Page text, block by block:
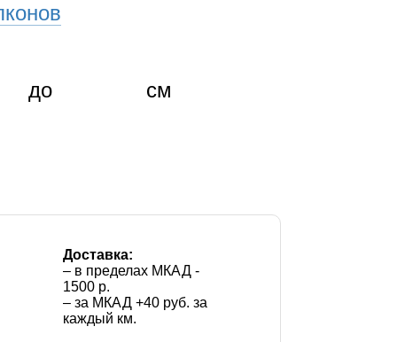
до см
Доставка:
– в пределах МКАД -
1500 р.
– за МКАД +40 руб. за
каждый км.